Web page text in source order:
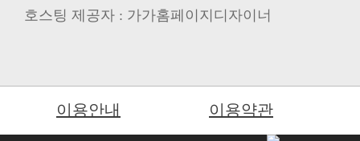
호스팅 제공자 : 가가홈페이지디자이너
이용안내 이용약관